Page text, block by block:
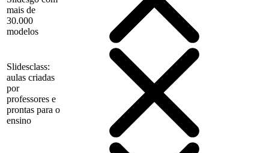
mais de
30.000
modelos
Slidesclass:
aulas criadas
por
professores e
prontas para o
ensino